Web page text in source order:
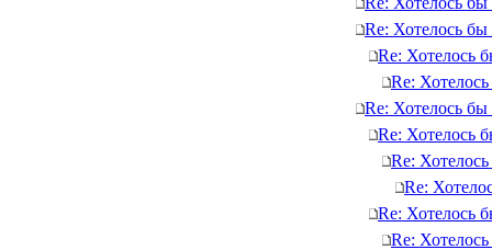
Re: Хотелось
Re: Хотелось
Re:
Re: Хотелось
Re: Хотелось
Re:
Re:
Re: Хотелось
Re: